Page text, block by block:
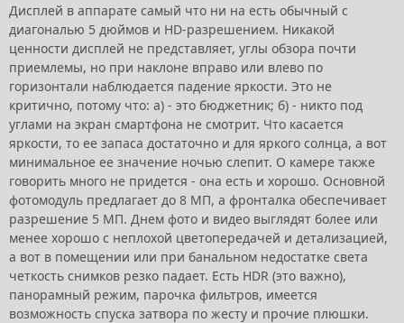
Дисплей в аппарате самый что ни на есть обычный с
диагональю 5 дюймов и HD-разрешением. Никакой
ценности дисплей не представляет, углы обзора почти
приемлемы, но при наклоне вправо или влево по
горизонтали наблюдается падение яркости. Это не
критично, потому что: a) - это бюджетник; б) - никто под
углами на экран смартфона не смотрит. Что касается
яркости, то ее запаса достаточно и для яркого солнца, а вот
минимальное ее значение ночью слепит. О камере также
говорить много не придется - она есть и хорошо. Основной
фотомодуль предлагает до 8 МП, а фронталка обеспечивает
разрешение 5 МП. Днем фото и видео выглядят более или
менее хорошо с неплохой цветопередачей и детализацией,
а вот в помещении или при банальном недостатке света
четкость снимков резко падает. Есть HDR (это важно),
панорамный режим, парочка фильтров, имеется
возможность спуска затвора по жесту и прочие плюшки.